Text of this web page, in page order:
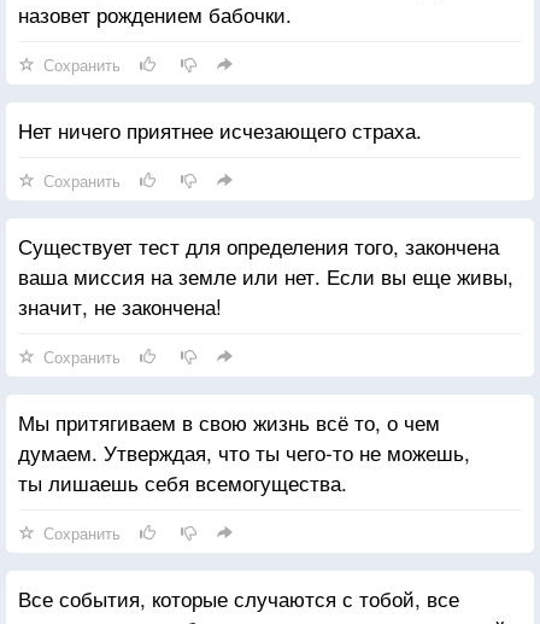
нужного человека. Родная душа — это тот,
благодаря кому вы начинаете жить подлинной
жизнью.
назовет рождением бабочки.
Сохранить
Нет ничего приятнее исчезающего страха.
Сохранить
Существует тест для определения того, закончена
ваша миссия на земле или нет. Если вы еще живы,
значит, не закончена!
Сохранить
Мы притягиваем в свою жизнь всё то, о чем
думаем. Утверждая, что ты чего-то не можешь,
ты лишаешь себя всемогущества.
Сохранить
Все события, которые случаются с тобой, все